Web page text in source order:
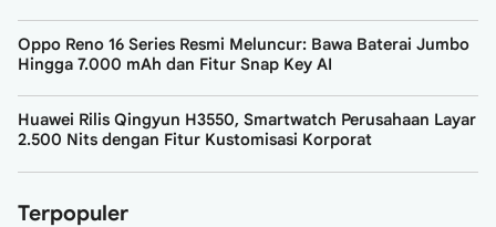
Oppo Reno 16 Series Resmi Meluncur: Bawa Baterai Jumbo
Hingga 7.000 mAh dan Fitur Snap Key AI
Huawei Rilis Qingyun H3550, Smartwatch Perusahaan Layar
2.500 Nits dengan Fitur Kustomisasi Korporat
Terpopuler